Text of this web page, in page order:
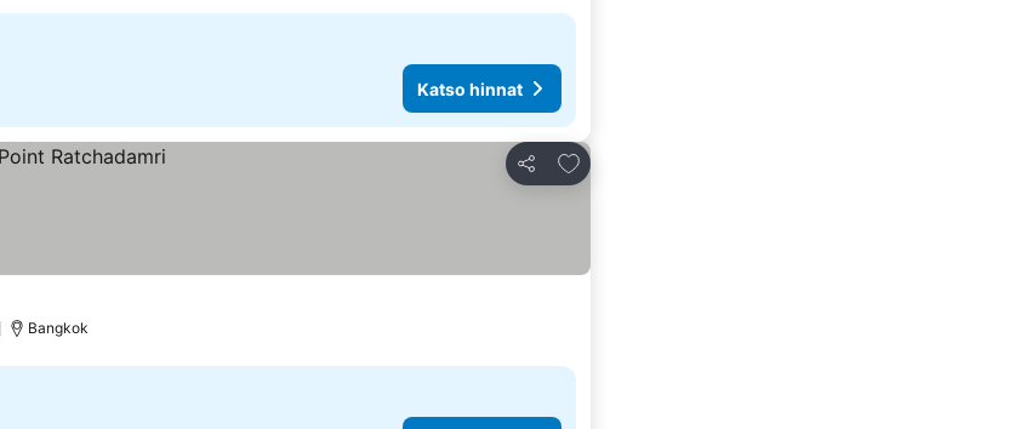
Katso hinnat
Jaa
Lisää suosikkeihin
Bangkok